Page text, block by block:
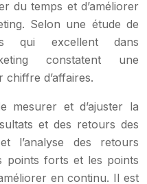
du temps et d’améliorer
Selon une étude de
qui excellent dans
constatent une
chiffre d’affaires.
mesurer et d’ajuster la
et des retours des
l’analyse des retours
points forts et les points
en continu. Il est